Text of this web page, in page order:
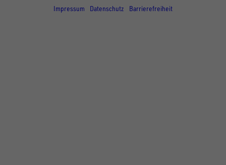
Impressum
Datenschutz Barrierefreiheit